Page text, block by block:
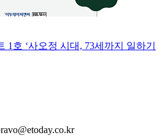
1호 ‘사오정 시대, 73세까지 일하기